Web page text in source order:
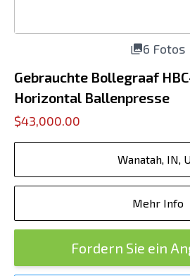
6 Fotos
Gebrauchte Bollegraaf
Horizontal Ballenpresse
$43,000.00
Wanatah, IN,
Mehr Info
Fordern Sie ein